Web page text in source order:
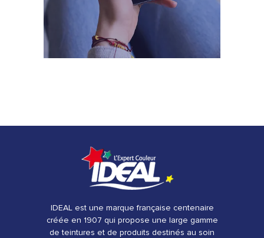
IDEAL est une marque française centenaire
créée en 1907 qui propose une large gamme
de teintures et de produits destinés au soin